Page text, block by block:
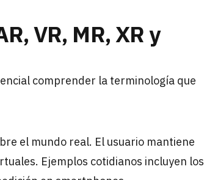
VR, MR, XR y
comprender la terminología que
el mundo real. El usuario mantiene
Ejemplos cotidianos incluyen los